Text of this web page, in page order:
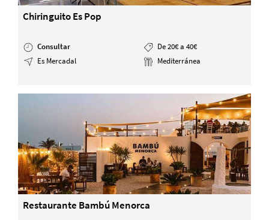
Chiringuito Es Pop
Consultar
De 20€ a 40€
Es Mercadal
Mediterránea
Restaurante Bambú Menorca